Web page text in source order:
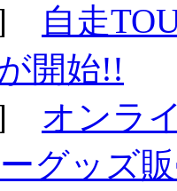
自走
開始!!
オンラ
グッズ